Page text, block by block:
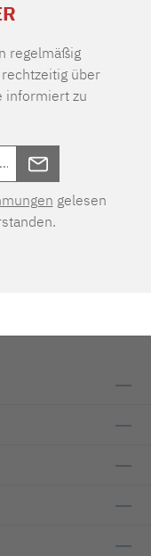
regelmäßig
über
informiert zu
gelesen